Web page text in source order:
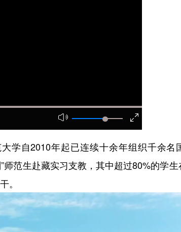
自2010年起已连续十余年组织千余名
师范生赴藏实习支教，其中超过80%的学
。